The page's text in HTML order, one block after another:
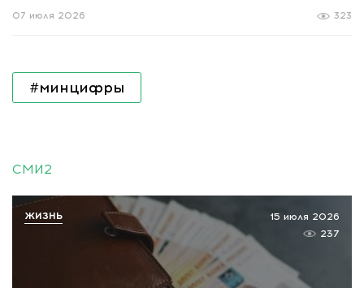
323
07 июля 2026
#минцифры
СМИ2
15 июля 2026
237
ЖИЗНЬ